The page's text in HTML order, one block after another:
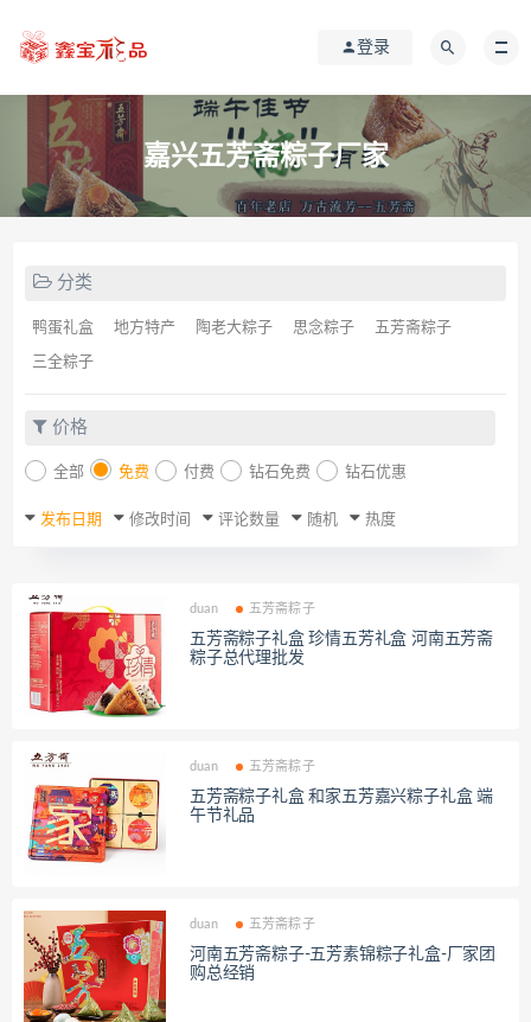
登录
嘉兴五芳斋粽子厂家
分类
鸭蛋礼盒 地方特产 陶老大粽子 思念粽子 五芳斋粽子
三全粽子
价格
全部 免费 付费 钻石免费 钻石优惠
发布日期 修改时间 评论数量 随机 热度
duan 五芳斋粽子
五芳斋粽子礼盒 珍情五芳礼盒 河南五芳斋
粽子总代理批发
duan 五芳斋粽子
五芳斋粽子礼盒 和家五芳嘉兴粽子礼盒 端
午节礼品
duan 五芳斋粽子
河南五芳斋粽子-五芳素锦粽子礼盒-厂家团
购总经销